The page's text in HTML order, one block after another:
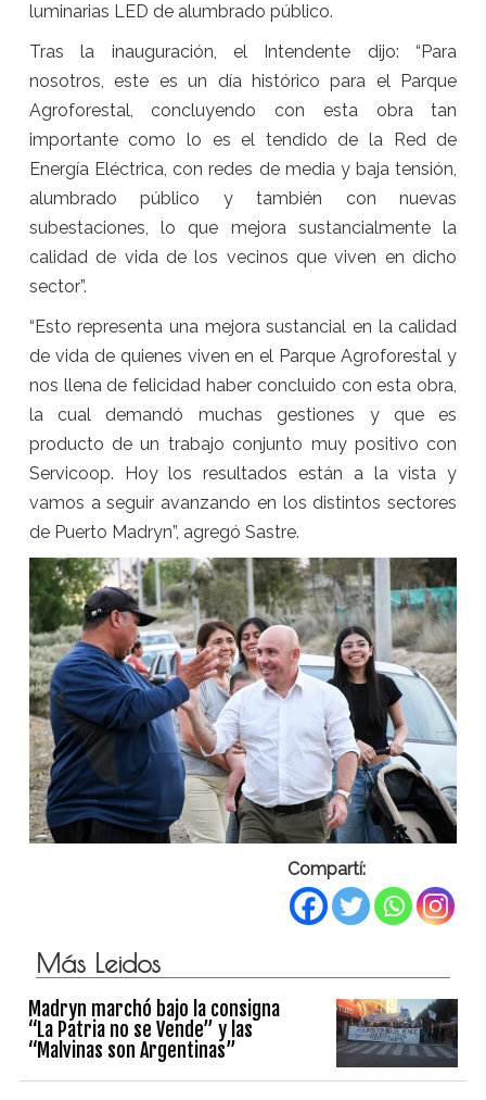
luminarias LED de alumbrado público.
Tras la inauguración, el Intendente dijo: “Para
nosotros, este es un día histórico para el Parque
Agroforestal, concluyendo con esta obra tan
importante como lo es el tendido de la Red de
Energía Eléctrica, con redes de media y baja tensión,
alumbrado público y también con nuevas
subestaciones, lo que mejora sustancialmente la
calidad de vida de los vecinos que viven en dicho
sector”.
“Esto representa una mejora sustancial en la calidad
de vida de quienes viven en el Parque Agroforestal y
nos llena de felicidad haber concluido con esta obra,
la cual demandó muchas gestiones y que es
producto de un trabajo conjunto muy positivo con
Servicoop. Hoy los resultados están a la vista y
vamos a seguir avanzando en los distintos sectores
de Puerto Madryn”, agregó Sastre.
Compartí:
Más Leidos
Madryn marchó bajo la consigna
“La Patria no se Vende” y las
“Malvinas son Argentinas”